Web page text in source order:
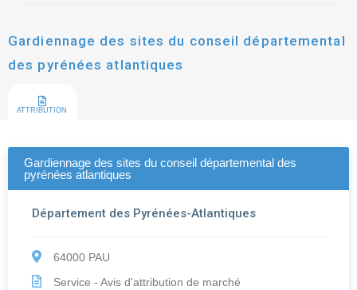
Gardiennage des sites du conseil départemental
des pyrénées atlantiques
ATTRIBUTION
Gardiennage des sites du conseil départemental des
pyrénées atlantiques
Département des Pyrénées-Atlantiques
64000 PAU
Service - Avis d'attribution de marché